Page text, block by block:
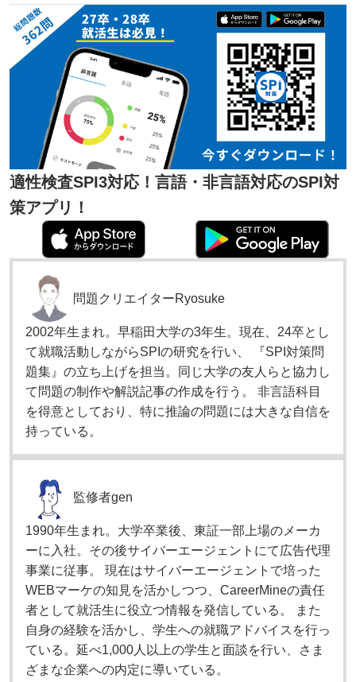
適性検査SPI3対応！言語・非言語対応のSPI対
策アプリ！
問題クリエイターRyosuke
2002年生まれ。早稲田大学の3年生。現在、24卒とし
て就職活動しながらSPIの研究を行い、 『SPI対策問
題集』の立ち上げを担当。同じ大学の友人らと協力し
て問題の制作や解説記事の作成を行う。 非言語科目
を得意としており、特に推論の問題には大きな自信を
持っている。
監修者gen
1990年生まれ。大学卒業後、東証一部上場のメーカ
ーに入社。その後サイバーエージェントにて広告代理
事業に従事。 現在はサイバーエージェントで培った
WEBマーケの知見を活かしつつ、CareerMineの責任
者として就活生に役立つ情報を発信している。 また
自身の経験を活かし、学生への就職アドバイスを行っ
ている。延べ1,000人以上の学生と面談を行い、さま
ざまな企業への内定に導いている。